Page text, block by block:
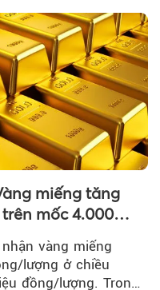
miếng tăng
mốc 4.000
vàng miếng
lượng ở chiều
đồng/lượng. Trong